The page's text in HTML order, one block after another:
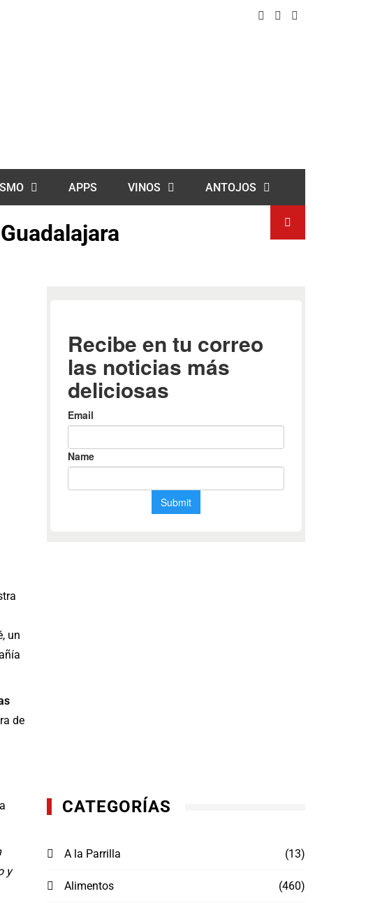
APPS VINOS ANTOJOS
un
de
y
CATEGORÍAS
A la Parrilla (13)
Alimentos (460)